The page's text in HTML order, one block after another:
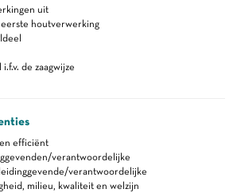
uit
houtverwerking
de zaagwijze
efficiënt
verantwoordelijke
verantwoordelijke
milieu, kwaliteit en welzijn